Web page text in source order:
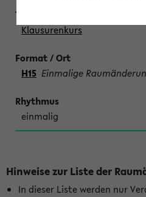
Klausurenkurs
H15 Einmalige
einmalig
Hinweise zur Liste der
In dieser Liste werden nur